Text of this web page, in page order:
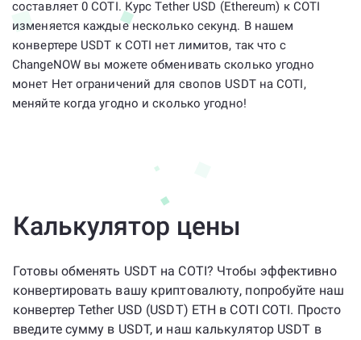
составляет 0 COTI. Курс Tether USD (Ethereum) к COTI
изменяется каждые несколько секунд. В нашем
конвертере USDT к COTI нет лимитов, так что с
ChangeNOW вы можете обменивать сколько угодно
монет Нет ограничений для свопов USDT на COTI,
меняйте когда угодно и сколько угодно!
Калькулятор цены
Готовы обменять USDT на COTI? Чтобы эффективно
конвертировать вашу криптовалюту, попробуйте наш
конвертер Tether USD (USDT) ETH в COTI COTI. Просто
введите сумму в USDT, и наш калькулятор USDT в